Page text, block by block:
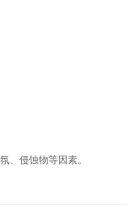
、侵蚀物等因素。